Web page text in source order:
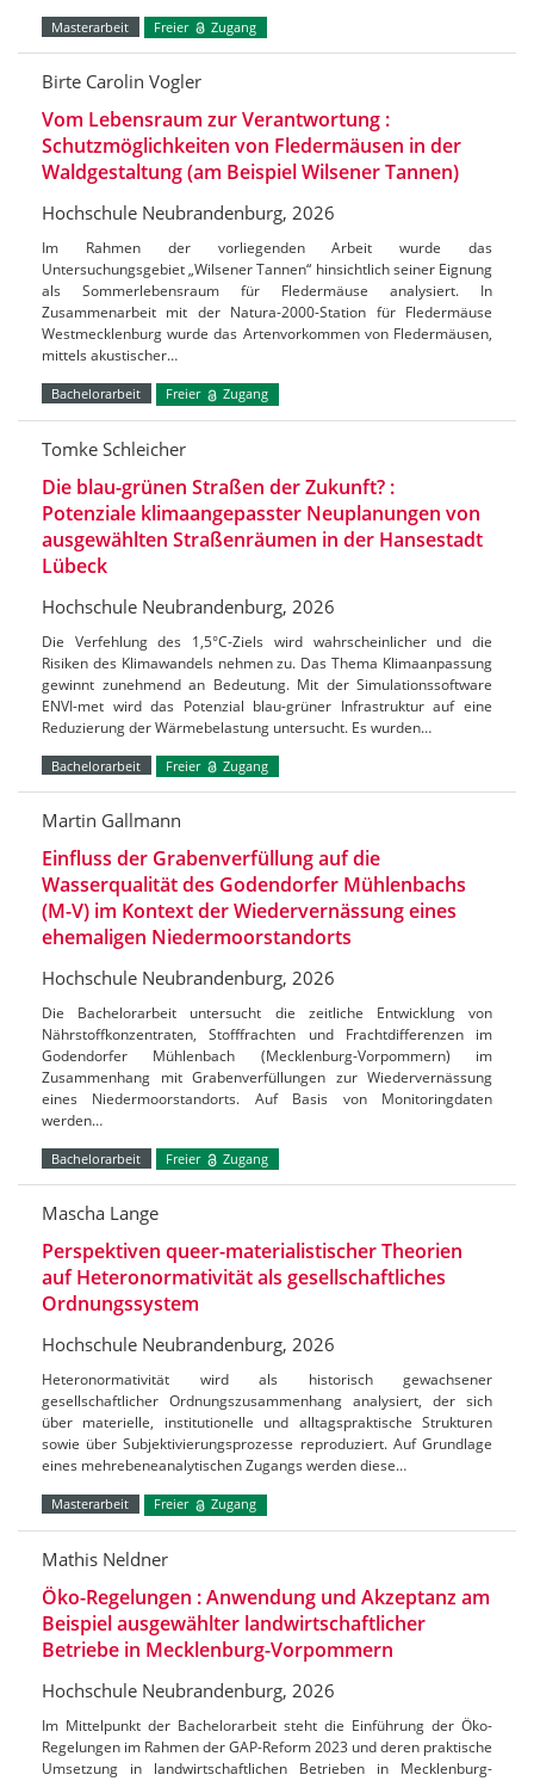
Masterarbeit Freier Zugang
Birte Carolin Vogler
Vom Lebensraum zur Verantwortung :
Schutzmöglichkeiten von Fledermäusen in der
Waldgestaltung (am Beispiel Wilsener Tannen)
Hochschule Neubrandenburg, 2026
Im Rahmen der vorliegenden Arbeit wurde das
Untersuchungsgebiet „Wilsener Tannen“ hinsichtlich seiner Eignung
als Sommerlebensraum für Fledermäuse analysiert. In
Zusammenarbeit mit der Natura-2000-Station für Fledermäuse
Westmecklenburg wurde das Artenvorkommen von Fledermäusen,
mittels akustischer…
Bachelorarbeit Freier Zugang
Tomke Schleicher
Die blau-grünen Straßen der Zukunft? :
Potenziale klimaangepasster Neuplanungen von
ausgewählten Straßenräumen in der Hansestadt
Lübeck
Hochschule Neubrandenburg, 2026
Die Verfehlung des 1,5°C-Ziels wird wahrscheinlicher und die
Risiken des Klimawandels nehmen zu. Das Thema Klimaanpassung
gewinnt zunehmend an Bedeutung. Mit der Simulationssoftware
ENVI-met wird das Potenzial blau-grüner Infrastruktur auf eine
Reduzierung der Wärmebelastung untersucht. Es wurden…
Bachelorarbeit Freier Zugang
Martin Gallmann
Einfluss der Grabenverfüllung auf die
Wasserqualität des Godendorfer Mühlenbachs
(M-V) im Kontext der Wiedervernässung eines
ehemaligen Niedermoorstandorts
Hochschule Neubrandenburg, 2026
Die Bachelorarbeit untersucht die zeitliche Entwicklung von
Nährstoffkonzentraten, Stofffrachten und Frachtdifferenzen im
Godendorfer Mühlenbach (Mecklenburg-Vorpommern) im
Zusammenhang mit Grabenverfüllungen zur Wiedervernässung
eines Niedermoorstandorts. Auf Basis von Monitoringdaten
werden…
Bachelorarbeit Freier Zugang
Mascha Lange
Perspektiven queer-materialistischer Theorien
auf Heteronormativität als gesellschaftliches
Ordnungssystem
Hochschule Neubrandenburg, 2026
Heteronormativität wird als historisch gewachsener
gesellschaftlicher Ordnungszusammenhang analysiert, der sich
über materielle, institutionelle und alltagspraktische Strukturen
sowie über Subjektivierungsprozesse reproduziert. Auf Grundlage
eines mehrebeneanalytischen Zugangs werden diese…
Masterarbeit Freier Zugang
Mathis Neldner
Öko-Regelungen : Anwendung und Akzeptanz am
Beispiel ausgewählter landwirtschaftlicher
Betriebe in Mecklenburg-Vorpommern
Hochschule Neubrandenburg, 2026
Im Mittelpunkt der Bachelorarbeit steht die Einführung der Öko-
Regelungen im Rahmen der GAP-Reform 2023 und deren praktische
Umsetzung in landwirtschaftlichen Betrieben in Mecklenburg-